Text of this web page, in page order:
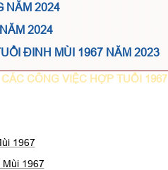
NĂM 2024
2024
ĐINH MÙI 1967 NĂM 2023
CÔNG VIỆC HỢP TUỔI 1967
1967
1967